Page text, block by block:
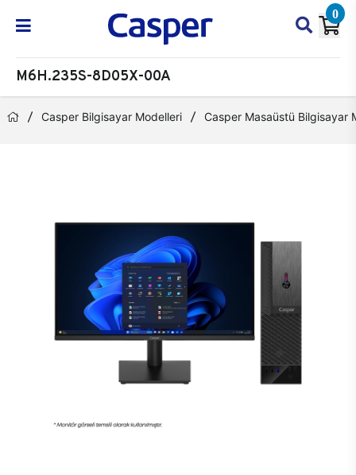
0
M6H.235S-8D05X-00A
Casper Bilgisayar Modelleri Casper Masaüstü Bilgisayar